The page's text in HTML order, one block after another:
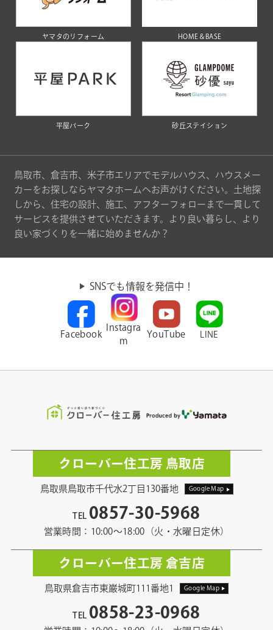
ヤマタのリフォーム HOME＆BASE
平屋パーク 砂丘ステイション
鳥取市、倉吉市、米子市エリアでモデルハウス、ハウスメー
カーをお探しならヤマタホームへお声がけください。土地探
しから、住宅の設計、施工、アフターフォローまで一貫して
サービスを提供させていただきます。より良い暮らし、より
良い家づくりを一緒に始めませんか？
SNSでも情報を発信中！
Facebook
Instagra
m
YouTube LINE
クローバー住工房 鳥取店
鳥取県鳥取市千代水2丁目130番地 Google Map
TEL 0857-30-5968
営業時間：10:00〜18:00（火・水曜日定休）
クローバー住工房 倉吉店
鳥取県倉吉市東巌城町111番地1 Google Map
TEL 0858-23-0968